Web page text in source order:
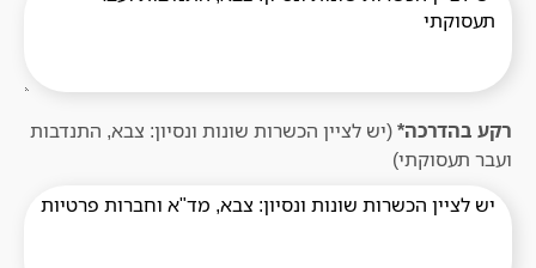
רקע בהדרכה*(יש לציין הכשרות שונות ונסיון: צבא, התנדבות
ועבר תעסוקתי)